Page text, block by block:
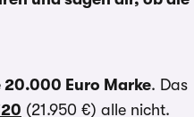
Euro Marke. Das
(21.950 €) alle nicht.